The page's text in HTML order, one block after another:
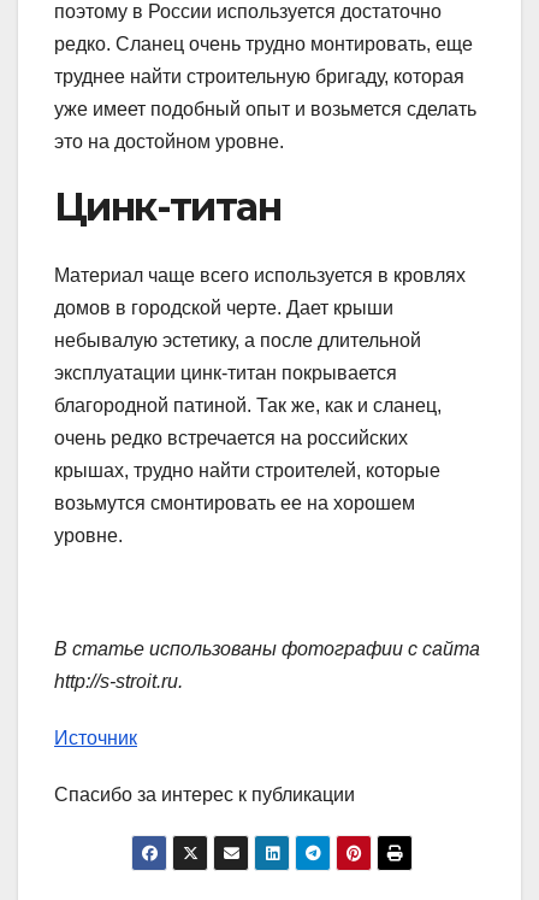
поэтому в России используется достаточно
редко. Сланец очень трудно монтировать, еще
труднее найти строительную бригаду, которая
уже имеет подобный опыт и возьмется сделать
это на достойном уровне.
Цинк-титан
Материал чаще всего используется в кровлях
домов в городской черте. Дает крыши
небывалую эстетику, а после длительной
эксплуатации цинк-титан покрывается
благородной патиной. Так же, как и сланец,
очень редко встречается на российских
крышах, трудно найти строителей, которые
возьмутся смонтировать ее на хорошем
уровне.
В статье использованы фотографии с сайта
http://s-stroit.ru.
Источник
Спасибо за интерес к публикации